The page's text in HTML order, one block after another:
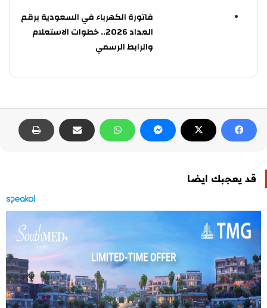
فاتورة الكهرباء في السعودية برقم
العداد 2026.. خطوات الاستعلام
والرابط الرسمي
قد يعجبك ايضا